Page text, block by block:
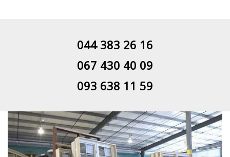
044 383 26 16
067 430 40 09
093 638 11 59